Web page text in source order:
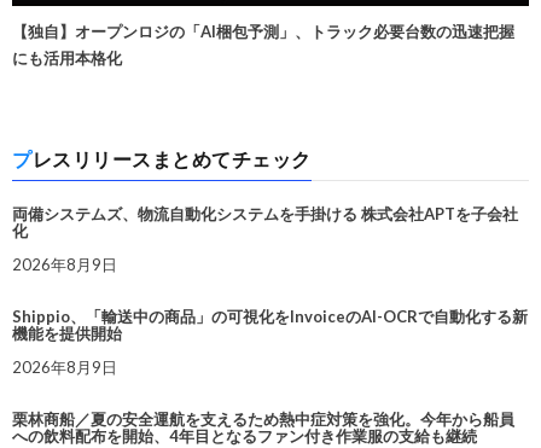
【独自】オープンロジの「AI梱包予測」、トラック必要台数の迅速把握
にも活用本格化
プレスリリースまとめてチェック
両備システムズ、物流自動化システムを手掛ける 株式会社APTを子会社
化
2026年8月9日
Shippio、「輸送中の商品」の可視化をInvoiceのAI-OCRで自動化する新
機能を提供開始
2026年8月9日
栗林商船／夏の安全運航を支えるため熱中症対策を強化。今年から船員
への飲料配布を開始、4年目となるファン付き作業服の支給も継続